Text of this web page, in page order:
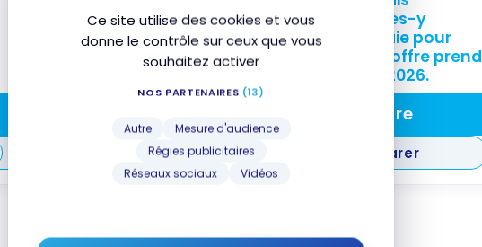
Ce site utilise des cookies et vous
donne le contrôle sur ceux que vous
souhaitez activer
NOS PARTENAIRES (13)
Autre
Mesure d'audience
Régies publicitaires
Réseaux sociaux
Vidéos
mensuels et faites-y
déposer votre paie pour
obtenir 250 $*. L’offre prend
fin le 31 octobre 2026.
Souscrire
Comparer